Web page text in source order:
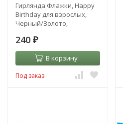
Гирлянда Флажки, Happy
Birthday для взрослых,
Черный/Золото,
240 ₽
В корзину
Под заказ